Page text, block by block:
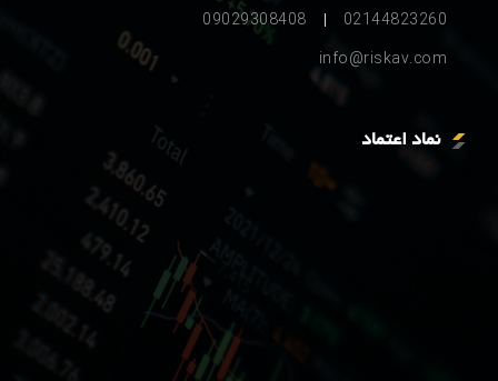
02144823260
09029308408
info@riskav.com
نماد اعتماد